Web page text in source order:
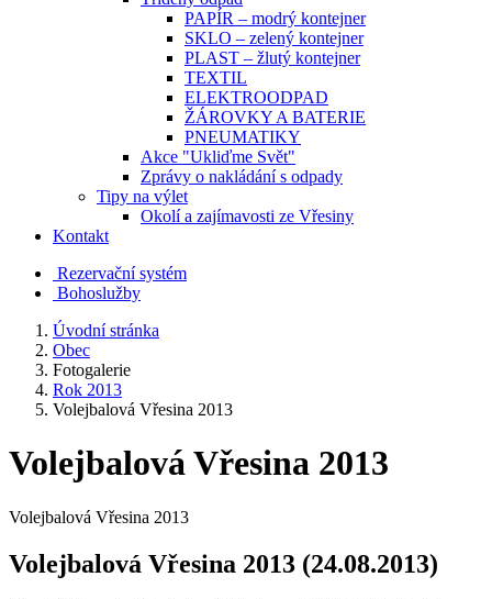
PAPÍR – modrý kontejner
SKLO – zelený kontejner
PLAST – žlutý kontejner
TEXTIL
ELEKTROODPAD
ŽÁROVKY A BATERIE
PNEUMATIKY
Akce "Ukliďme Svět"
Zprávy o nakládání s odpady
Tipy na výlet
Okolí a zajímavosti ze Vřesiny
Kontakt
Rezervační systém
Bohoslužby
Úvodní stránka
Obec
Fotogalerie
Rok 2013
Volejbalová Vřesina 2013
Volejbalová Vřesina 2013
Volejbalová Vřesina 2013
Volejbalová Vřesina 2013 (24.08.2013)